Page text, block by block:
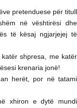
pretenduese për titull
në vështirësi dhe
të kësaj ngjarjejej të
shpresa, me katër
krenaria jonë!
herët, por në tatami
xhiron e dytë mundi